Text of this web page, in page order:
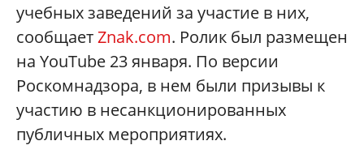
учебных заведений за участие в них,
сообщаетZnak.com. Ролик был размещен
на YouTube 23 января. По версии
Роскомнадзора, в нем были призывы к
участию в несанкционированных
публичных мероприятиях.